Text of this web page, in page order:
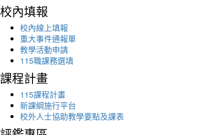
校內填報
校內線上填報
重大事件通報單
教學活動申請
115職課務選填
課程計畫
115課程計畫
新課綱施行平台
校外人士協助教學要點及課表